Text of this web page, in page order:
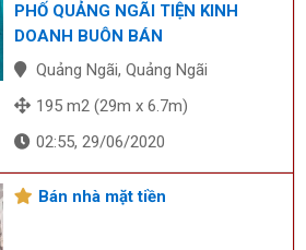
PHỐ QUẢNG NGÃI TIỆN KINH
DOANH BUÔN BÁN
Quảng Ngãi, Quảng Ngãi
195 m2 (29m x 6.7m)
02:55, 29/06/2020
Bán nhà mặt tiền